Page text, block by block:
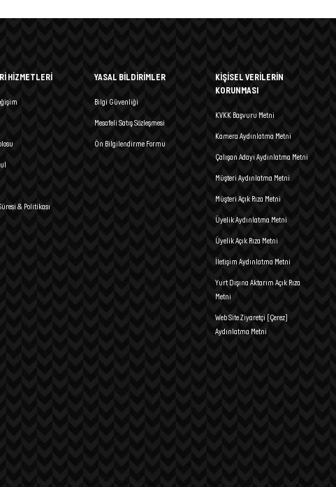
HİZMETLERİ
& Politikası
YASAL BİLDİRİMLER
Bilgi Güvenliği
Mesafeli Satış Sözleşmesi
Ön Bilgilendirme Formu
KİŞİSEL VERİLERİN
KORUNMASI
KVKK Başvuru Metni
Kamera Aydınlatma Metni
Çalışan Adayı Aydınlatma Metni
Müşteri Aydınlatma Metni
Müşteri Açık Rıza Metni
Üyelik Aydınlatma Metni
Üyelik Açık Rıza Metni
İletişim Aydınlatma Metni
Yurt Dışına Aktarım Açık Rıza
Metni
Web Site Ziyaretçi (Çerez)
Aydınlatma Metni